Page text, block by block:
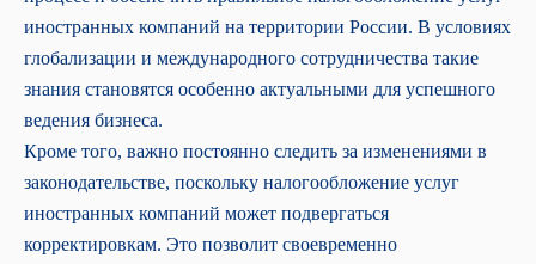
иностранных компаний на территории России. В условиях
глобализации и международного сотрудничества такие
знания становятся особенно актуальными для успешного
ведения бизнеса.
Кроме того, важно постоянно следить за изменениями в
законодательстве, поскольку налогообложение услуг
иностранных компаний может подвергаться
корректировкам. Это позволит своевременно